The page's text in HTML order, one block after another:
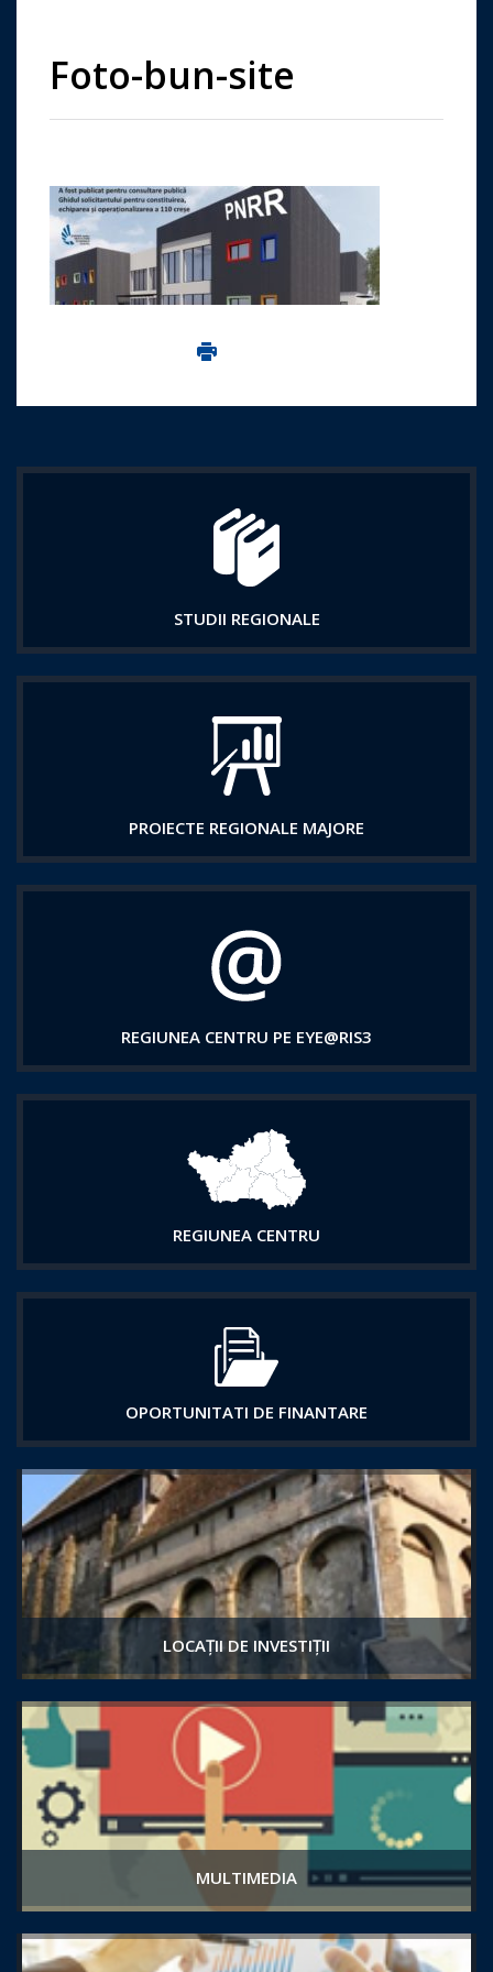
Foto-bun-site
Imprima aceasta pagina
STUDII REGIONALE
PROIECTE REGIONALE MAJORE
REGIUNEA CENTRU PE EYE@RIS3
REGIUNEA CENTRU
OPORTUNITATI DE FINANTARE
LOCAȚII DE INVESTIȚII
MULTIMEDIA